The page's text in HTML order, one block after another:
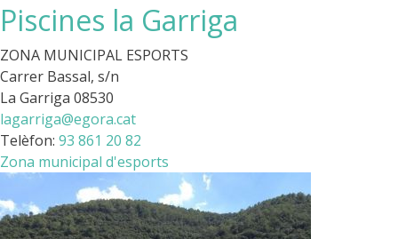
Piscines la Garriga
ZONA MUNICIPAL ESPORTS
Carrer Bassal, s/n
La Garriga 08530
lagarriga@egora.cat
Telèfon: 93 861 20 82
Zona municipal d'esports